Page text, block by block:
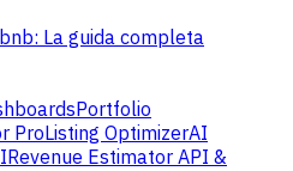
La guida completa
Portfolio
ProListing OptimizerAI
Revenue Estimator API &